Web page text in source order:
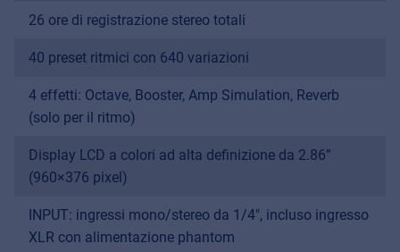
26 ore di registrazione stereo totali
40 preset ritmici con 640 variazioni
4 effetti: Octave, Booster, Amp Simulation, Reverb
(solo per il ritmo)
Display LCD a colori ad alta definizione da 2.86”
(960×376 pixel)
INPUT: ingressi mono/stereo da 1/4", incluso ingresso
XLR con alimentazione phantom